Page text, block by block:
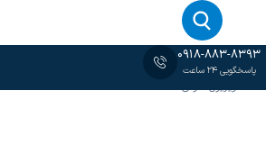
0918-883-8393
پاسخگویی 24 ساعت
/تلویزیون سونی